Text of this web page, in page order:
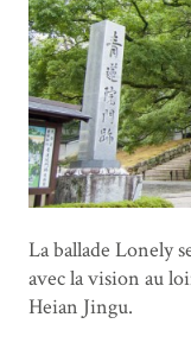
La ballade Lonely
avec la vision au
Heian Jingu.